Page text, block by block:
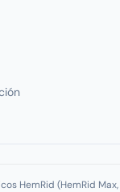
HemRid (HemRid Max,